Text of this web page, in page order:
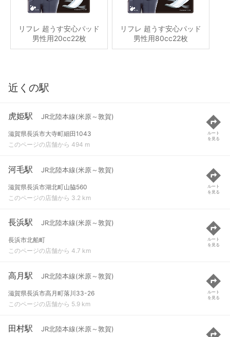
リフレ 超うす安心パッド
男性用20cc22枚
リフレ 超うす安心パッド
男性用80cc22枚
近くの駅
虎姫駅 JR北陸本線(米原～敦賀)
滋賀県長浜市大寺町細田1043
このページの店舗から 494 m
ルート
を見る
河毛駅 JR北陸本線(米原～敦賀)
滋賀県長浜市湖北町山脇560
このページの店舗から 3.2 km
ルート
を見る
長浜駅 JR北陸本線(米原～敦賀)
長浜市北船町
このページの店舗から 4.7 km
ルート
を見る
高月駅 JR北陸本線(米原～敦賀)
滋賀県長浜市高月町落川33-26
このページの店舗から 5.9 km
ルート
を見る
田村駅 JR北陸本線(米原～敦賀)